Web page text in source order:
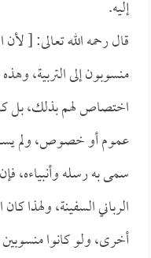
إليه.
قال رحمه الله تعالى: [
منسوبون إلى التربية،
اختصاص لهم بذلك، بل
عموم أو خصوص، ولم يسم
سمى به رسله وأنبياءه،
الرباني السفينة، ولهذا
أخرى، ولو كانوا